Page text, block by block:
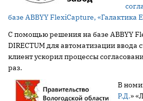
базе ABBYY FlexiCapture, «Галактика
С помощью решения на базе ABBYY
DIRECTUM для автоматизации ввода
клиент ускорил процессы
раз.
В
Р.Д.»